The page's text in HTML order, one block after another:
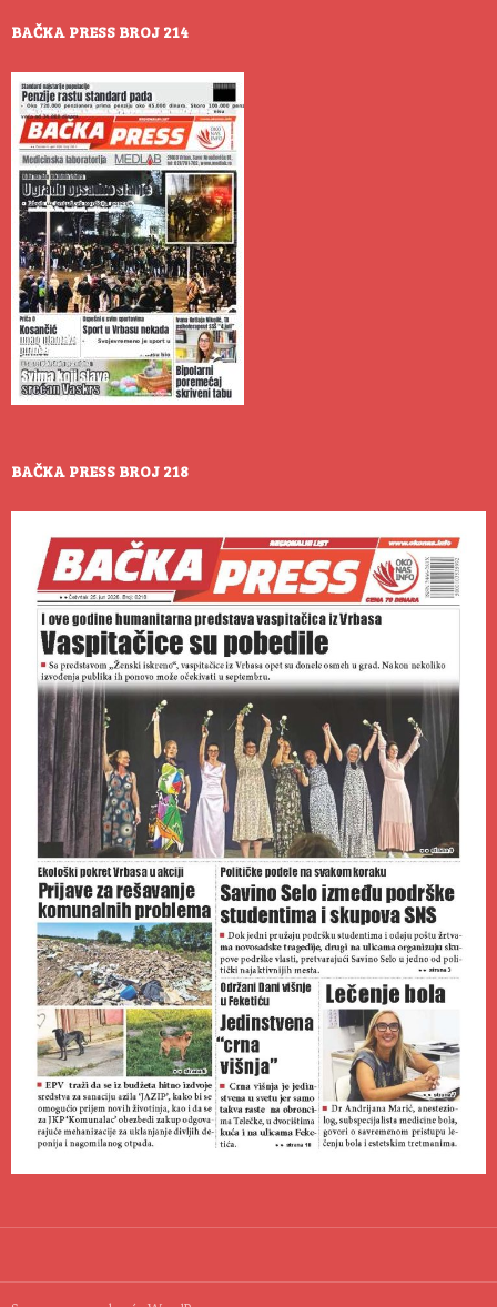
BAČKA PRESS BROJ 214
BAČKA PRESS BROJ 218